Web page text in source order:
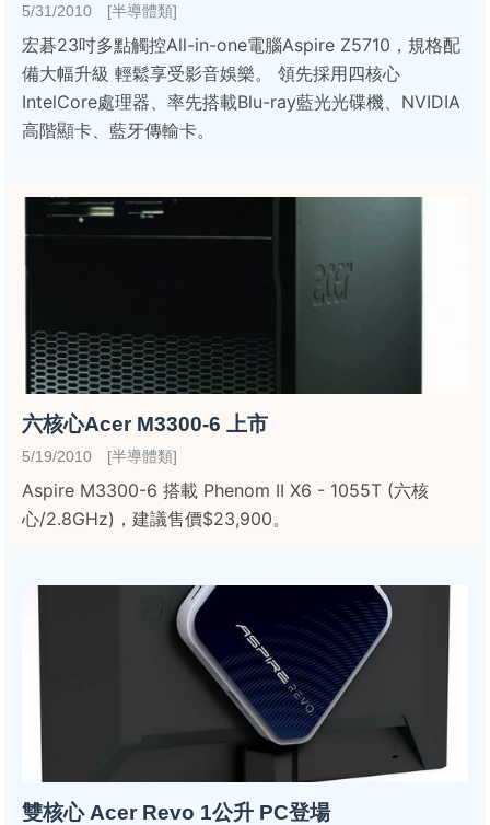
5/31/2010 [半導體類]
宏碁23吋多點觸控All-in-one電腦Aspire Z5710，規格配
備大幅升級 輕鬆享受影音娛樂。 領先採用四核心
IntelCore處理器、率先搭載Blu-ray藍光光碟機、NVIDIA
高階顯卡、藍牙傳輸卡。
六核心Acer M3300-6 上市
5/19/2010 [半導體類]
Aspire M3300-6 搭載 Phenom II X6 - 1055T (六核
心/2.8GHz)，建議售價$23,900。
雙核心 Acer Revo 1公升 PC登場